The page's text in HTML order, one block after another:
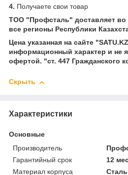
4. Получаете свои товар
ТОО "Профсталь" доставляет во
все регионы Республики
Цена указанная на сайте
информационный характер и не
офертой. "ст. 447 Гражданского
Скрыть
Характеристики
Основные
Производитель
Гарантийный срок
12
Материал корпуса